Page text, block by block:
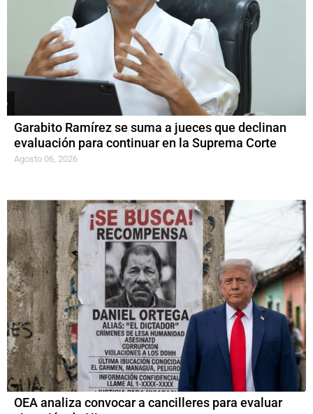
Garabito Ramírez se suma a jueces que declinan
evaluación para continuar en la Suprema Corte
Agosto 06, 2026
OEA analiza convocar a cancilleres para evaluar